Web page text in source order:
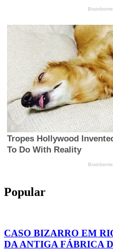
Popular
CASO BIZARRO EM
DA ANTIGA FÁBRICA